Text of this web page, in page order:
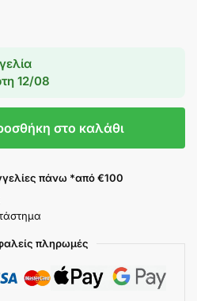
12/08
στο καλάθι
πάνω *από €100
πληρωμές